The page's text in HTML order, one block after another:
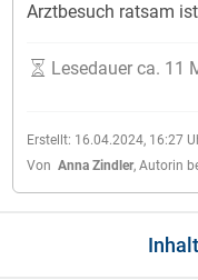
Arztbesuch ratsam
Erstellt: 16.04.2024, 16:27
Von Anna Zindler, Autorin
Lesedauer ca. 11